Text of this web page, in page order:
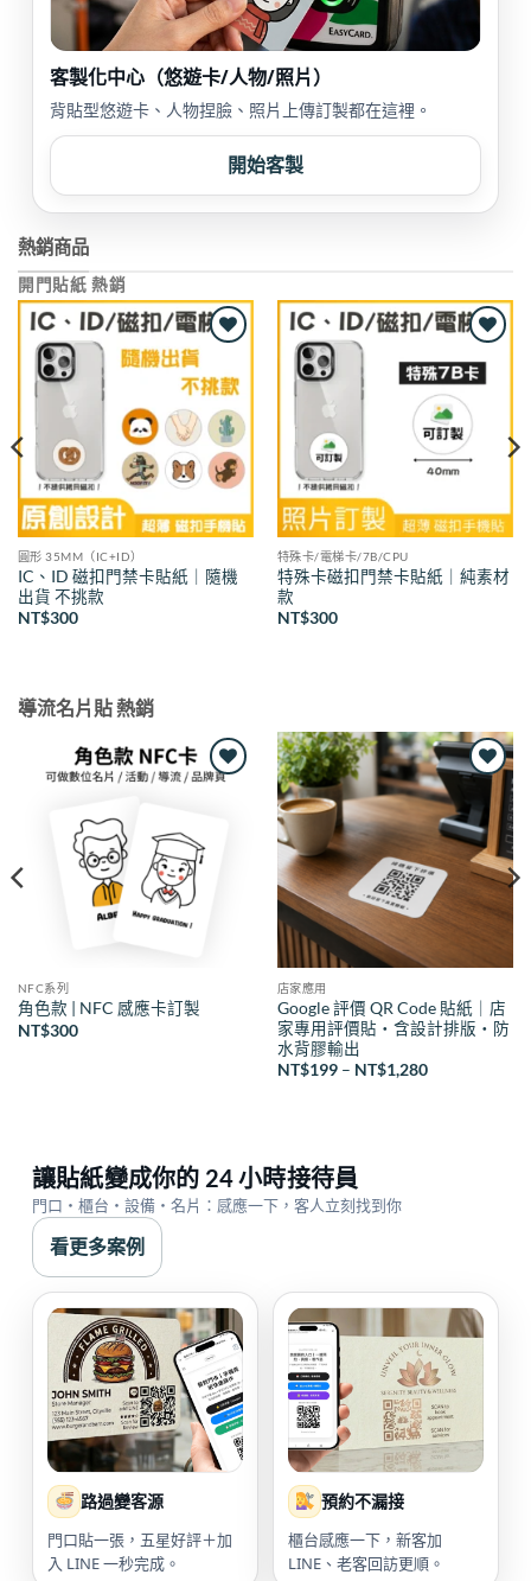
客製化中心（悠遊卡/人物/照片）
背貼型悠遊卡、人物捏臉、照片上傳訂製都在這裡。
開始客製
熱銷商品
開門貼紙 熱銷
Add to
wishlist
圓形 35MM（IC+ID）
IC、ID 磁扣門禁卡貼紙｜隨機
出貨 不挑款
NT$300
Add to
wishlist
特殊卡/電梯卡/7B/CPU
特殊卡磁扣門禁卡貼紙｜純素材
款
NT$300
導流名片貼 熱銷
NFC系列
角色款 | NFC 感應卡訂製
NT$300
Add to
wishlist
店家應用
Google 評價 QR Code 貼紙｜店
家專用評價貼・含設計排版・防
水背膠輸出
NT$199 – NT$1,280價
讓貼紙變成你的 24 小時接待員
門口・櫃台・設備・名片：感應一下，客人立刻找到你
看更多案例
路過變客源
門口貼一張，五星好評＋加
入 LINE 一秒完成。
預約不漏接
櫃台感應一下，新客加
LINE、老客回訪更順。